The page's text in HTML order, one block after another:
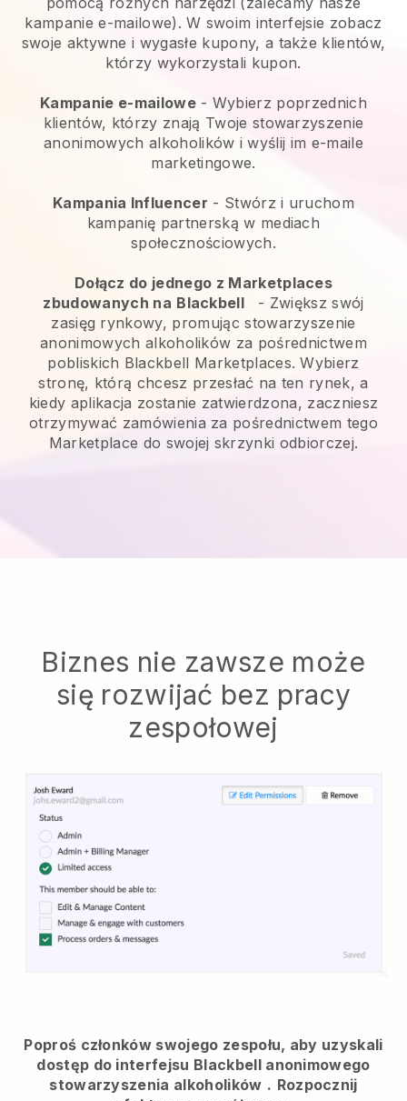
kampanie e-mailowe). W swoim interfejsie zobacz
swoje aktywne i wygasłe kupony, a także klientów,
którzy wykorzystali kupon.
Kampanie e-mailowe- Wybierz poprzednich
klientów, którzy znają Twoje stowarzyszenie
anonimowych alkoholików i wyślij im e-maile
marketingowe.
Kampania Influencer - Stwórz i uruchom
kampanię partnerską w mediach
społecznościowych.
Dołącz do jednego z Marketplaces
zbudowanych na Blackbell - Zwiększ swój
zasięg rynkowy, promując stowarzyszenie
anonimowych alkoholików za pośrednictwem
pobliskich Blackbell Marketplaces. Wybierz
stronę, którą chcesz przesłać na ten rynek, a
kiedy aplikacja zostanie zatwierdzona, zaczniesz
otrzymywać zamówienia za pośrednictwem tego
Marketplace do swojej skrzynki odbiorczej.
Biznes nie zawsze może
się rozwijać bez pracy
zespołowej
Poproś członków swojego zespołu, aby uzyskali
dostęp do interfejsu Blackbell anonimowego
stowarzyszenia alkoholików . Rozpocznij